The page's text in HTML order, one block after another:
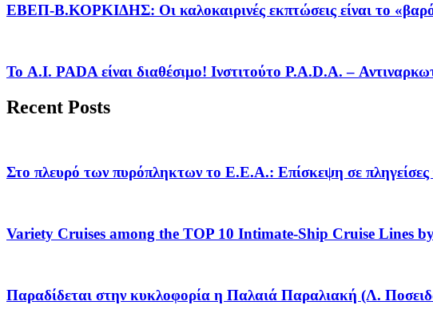
EΒΕΠ-Β.ΚΟΡΚΙΔΗΣ: Οι καλοκαιρινές εκπτώσεις είναι το
Το A.I. PADA είναι διαθέσιμο! Ινστιτούτο P.A.D.A. –
Recent Posts
Στο πλευρό των πυρόπληκτων το Ε.Ε.Α.: Επίσκεψη σε πληγείσες
Variety Cruises among the TOP 10 Intimate-Ship Cruise Lines
Παραδίδεται στην κυκλοφορία η Παλαιά Παραλιακή (Λ.